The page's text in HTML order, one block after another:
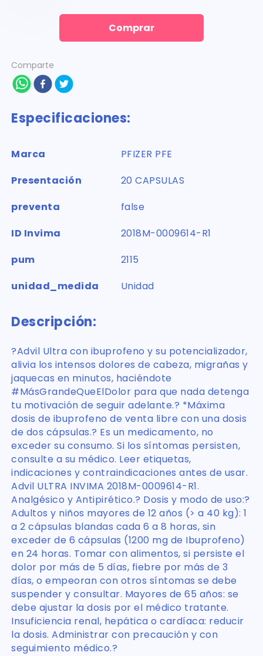
Comprar
Comparte
Especificaciones:
Marca
PFIZER PFE
Presentación
20 CAPSULAS
preventa
false
ID Invima
2018M-0009614-R1
pum
2115
unidad_medida
Unidad
Descripción:
?Advil Ultra con ibuprofeno y su potencializador,
alivia los intensos dolores de cabeza, migrañas y
jaquecas en minutos, haciéndote
#MásGrandeQueElDolor para que nada detenga
tu motivación de seguir adelante.? *Máxima
dosis de ibuprofeno de venta libre con una dosis
de dos cápsulas.? Es un medicamento, no
exceder su consumo. Si los síntomas persisten,
consulte a su médico. Leer etiquetas,
indicaciones y contraindicaciones antes de usar.
Advil ULTRA INVIMA 2018M-0009614-R1.
Analgésico y Antipirético.? Dosis y modo de uso:?
Adultos y niños mayores de 12 años (> a 40 kg): 1
a 2 cápsulas blandas cada 6 a 8 horas, sin
exceder de 6 cápsulas (1200 mg de Ibuprofeno)
en 24 horas. Tomar con alimentos, si persiste el
dolor por más de 5 días, fiebre por más de 3
días, o empeoran con otros síntomas se debe
suspender y consultar. Mayores de 65 años: se
debe ajustar la dosis por el médico tratante.
Insuficiencia renal, hepática o cardíaca: reducir
la dosis. Administrar con precaución y con
seguimiento médico.?